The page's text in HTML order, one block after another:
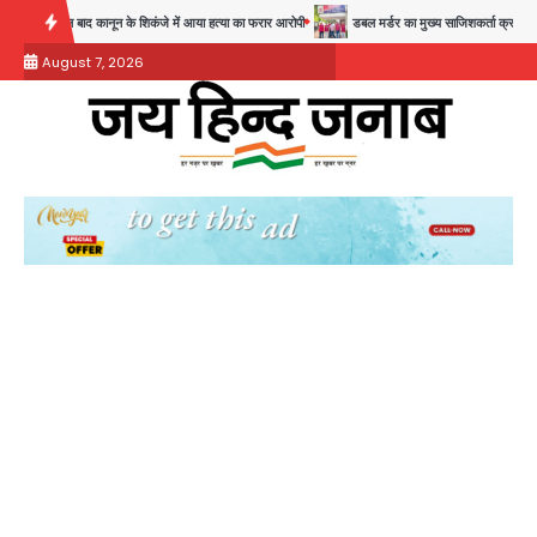
content
साल बाद कानून के शिकंजे में आया हत्या का फरार आरोपी डबल मर्डर का मुख्य साजिशकर्ता क्राइम ब्रांच के
August 7, 2026